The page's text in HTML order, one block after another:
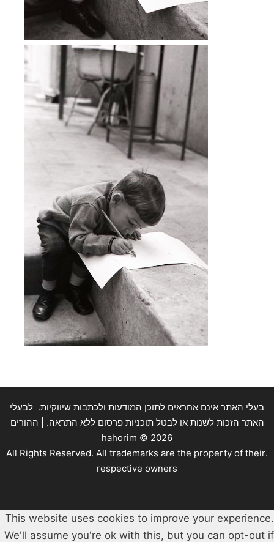
בעלי האתר אינם אחראים לתוכן המודעות ולכתבות שיווקיות. לבעלי
האתר הזכות לשנות או לבטל תוכניות פרסום ללא התראה. | ההורים
hahorim © 2026
.All Rights Reserved. All trademarks are the property of their
respective owners
This website uses cookies to improve your experience.
We'll assume you're ok with this, but you can opt-out if